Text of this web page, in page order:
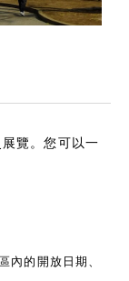
覽。您可以一
內的開放日期、